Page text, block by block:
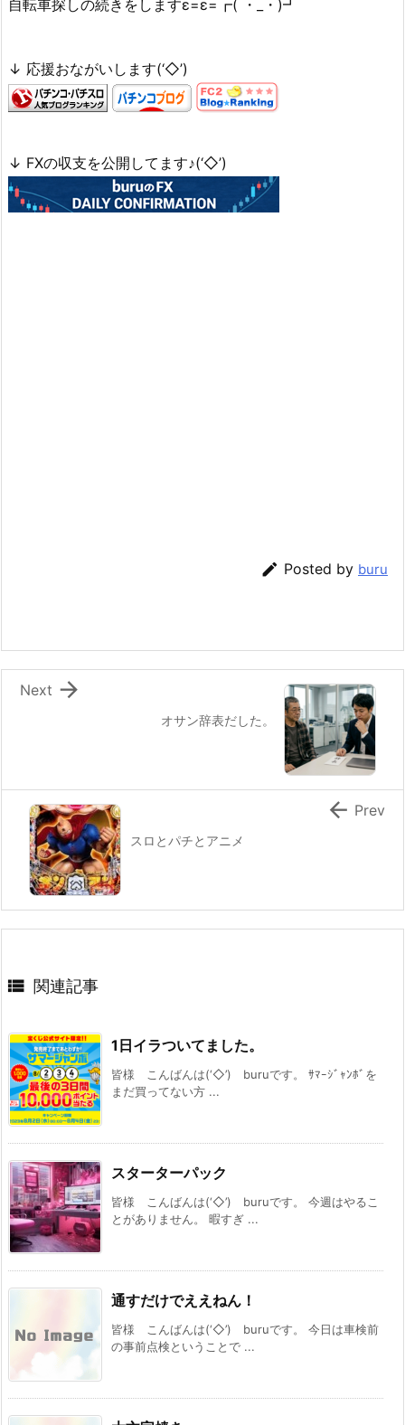
自転車探しの続きをしますε=ε=┏( ・_・)┛
↓ 応援おながいします(‘◇’)ゞ
↓ FXの収支を公開してます♪(‘◇’)ゞ
 Posted by buru
オサン辞表だした。

Next
スロとパチとアニメ
 Prev
 関連記事
1日イラついてました。
皆様 こんばんは(‘◇’)ゞburuです。 ｻﾏｰｼﾞｬﾝﾎﾞを
まだ買ってない方 ...
スターターパック
皆様 こんばんは(‘◇’)ゞburuです。 今週はやるこ
とがありません。 暇すぎ ...
通すだけでええねん！
皆様 こんばんは(‘◇’)ゞburuです。 今日は車検前
の事前点検ということで ...